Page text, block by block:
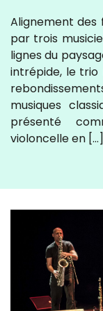
Alignement
par trois
lignes du
intrépide, le trio
musiques
présenté
violoncelle en […]